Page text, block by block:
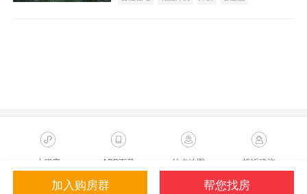
加入购房群 帮您找房
小程序 APP下载 站点地图 投诉建议